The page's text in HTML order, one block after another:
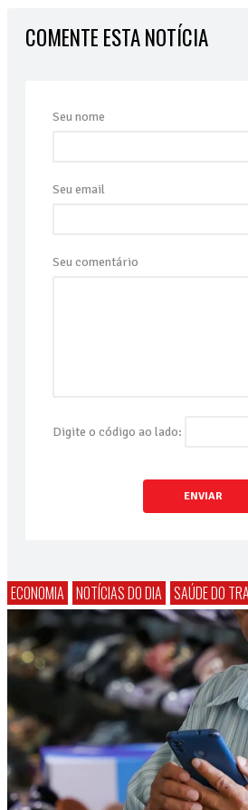
COMENTE ESTA NOTÍCIA
Seu nome
Seu email
Seu comentário
Digite o código ao lado:
ENVIAR
ECONOMIA NOTÍCIAS DO DIA SAÚDE DO